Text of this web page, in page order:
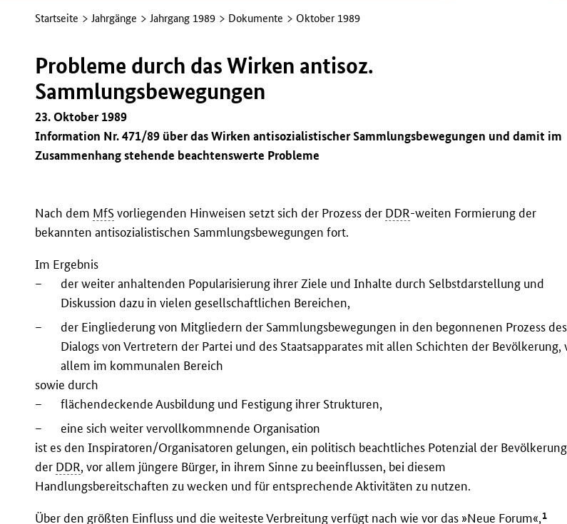
Startseite Jahrgänge Jahrgang 1989 Dokumente Oktober 1989
Probleme durch das Wirken antisoz.
Sammlungsbewegungen
23. Oktober 1989
Information Nr. 471/89 über das Wirken antisozialistischer Sammlungsbewegungen und damit im
Zusammenhang stehende beachtenswerte Probleme
Nach dem MfSvorliegenden Hinweisen setzt sich der Prozess der DDR-weiten Formierung der
bekannten antisozialistischen Sammlungsbewegungen fort.
Im Ergebnis
–
der weiter anhaltenden Popularisierung ihrer Ziele und Inhalte durch Selbstdarstellung und
Diskussion dazu in vielen gesellschaftlichen Bereichen,
–
der Eingliederung von Mitgliedern der Sammlungsbewegungen in den begonnenen Prozess des
Dialogs von Vertretern der Partei und des Staatsapparates mit allen Schichten der Bevölkerung,
allem im kommunalen Bereich
sowie durch
–
flächendeckende Ausbildung und Festigung ihrer Strukturen,
–
eine sich weiter vervollkommnende Organisation
ist es den Inspiratoren/Organisatoren gelungen, ein politisch beachtliches Potenzial der Bevölkerung
der DDR, vor allem jüngere Bürger, in ihrem Sinne zu beeinflussen, bei diesem
Handlungsbereitschaften zu wecken und für entsprechende Aktivitäten zu nutzen.
Über den größten Einfluss und die weiteste Verbreitung verfügt nach wie vor das »Neue Forum«,1